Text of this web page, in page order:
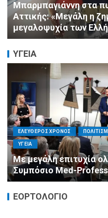
Πνιγμός: Ο Σιωπηλός
Μοιάζει με τις Ταινίες
ΥΓΕΙΑ
ΕΛΕΥΘΕΡΟΣ ΧΡΟΝΟΣ
Καταστροφικές
αντιμετώπισή τους
ΕΟΡΤΟΛΟΓΙΟ